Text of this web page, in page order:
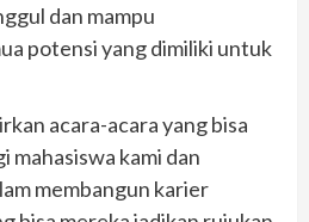
dan mampu
potensi yang dimiliki untuk
acara-acara yang bisa
mahasiswa kami dan
membangun karier